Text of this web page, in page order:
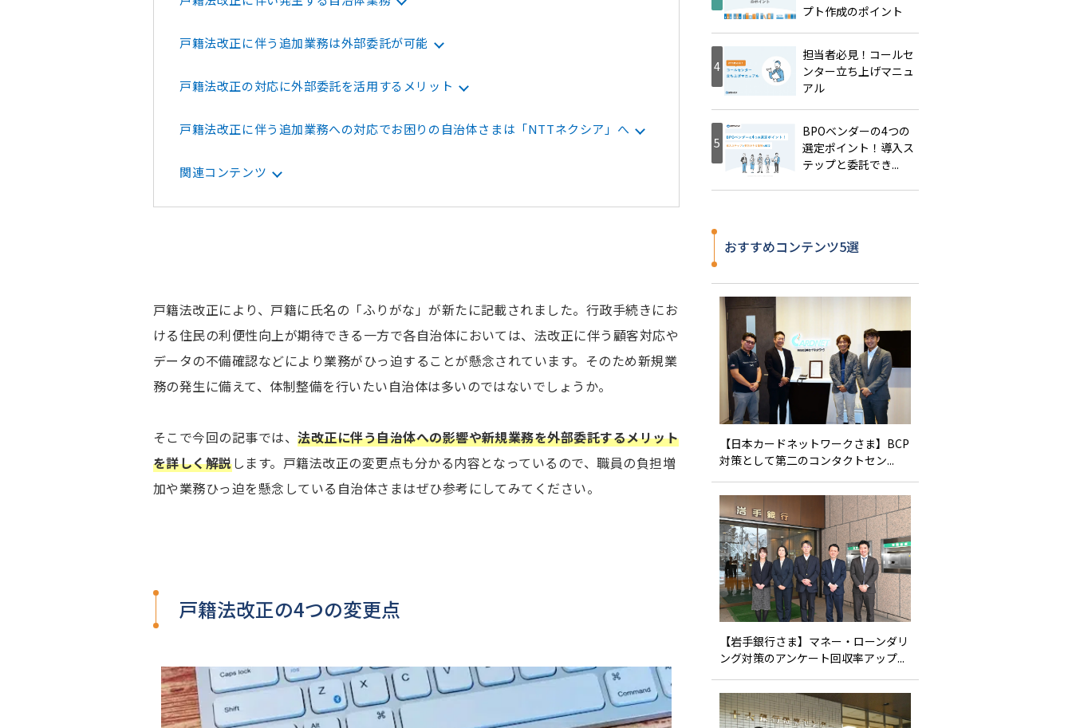
戸籍法改正に伴う追加業務は外部委託が可能
戸籍法改正の対応に外部委託を活用するメリット
戸籍法改正に伴う追加業務への対応でお困りの自治体さまは「NTTネクシア」へ
関連コンテンツ
戸籍法改正により、戸籍に氏名の「ふりがな」が新たに記載されました。行政手続きにお
ける住民の利便性向上が期待できる一方で各自治体においては、法改正に伴う顧客対応や
データの不備確認などにより業務がひっ迫することが懸念されています。そのため新規業
務の発生に備えて、体制整備を行いたい自治体は多いのではないでしょうか。
そこで今回の記事では、法改正に伴う自治体への影響や新規業務を外部委託するメリット
を詳しく解説します。戸籍法改正の変更点も分かる内容となっているので、職員の負担増
加や業務ひっ迫を懸念している自治体さまはぜひ参考にしてみてください。
戸籍法改正の4つの変更点
プト作成のポイント
担当者必見！コールセ
ンター立ち上げマニュ
アル
BPOベンダーの4つの
選定ポイント！導入ス
テップと委託でき...
おすすめコンテンツ5選
【日本カードネットワークさま】BCP
対策として第二のコンタクトセン...
【岩手銀行さま】マネー・ローンダリ
ング対策のアンケート回収率アップ...